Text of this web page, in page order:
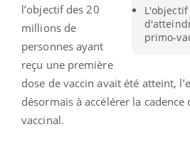
primo-
l’objectif des 20
millions de
personnes ayant
reçu une première
dose de vaccin avait été atteint,
désormais à accélérer la
vaccinal.